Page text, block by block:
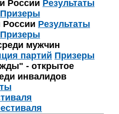
России Результаты
Призеры
России Результаты
Призеры
мужчин
партий Призеры
- открытое
инвалидов